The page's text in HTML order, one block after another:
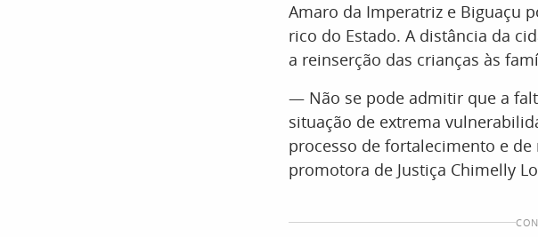
Amaro da Imperatriz e Biguaçu
rico do Estado. A distância da
a reinserção das crianças às
— Não se pode admitir que a
situação de extrema
processo de fortalecimento e
promotora de Justiça Chimelly